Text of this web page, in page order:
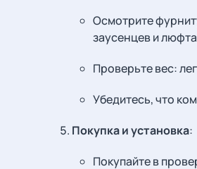
Осмотрите
заусенцев и
Проверьте вес:
Убедитесь, что
Покупка и установка:
Покупайте в